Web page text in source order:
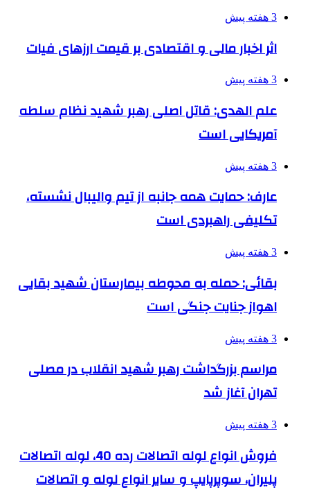
3 هفته پیش
اثر اخبار مالی و اقتصادی بر قیمت ارزهای فیات
3 هفته پیش
علم الهدی: قاتل اصلی رهبر شهید نظام سلطه
آمریکایی است
3 هفته پیش
عارف: حمایت همه جانبه از تیم والیبال نشسته،
تکلیفی راهبردی است
3 هفته پیش
بقائی: حمله به محوطه بیمارستان شهید بقایی
اهواز جنایت جنگی است
3 هفته پیش
مراسم بزرگداشت رهبر شهید انقلاب در مصلی
تهران آغاز شد
3 هفته پیش
فروش انواع لوله اتصالات رده 40، لوله اتصالات
پلیران، سوپرپایپ و سایر انواع لوله و اتصالات